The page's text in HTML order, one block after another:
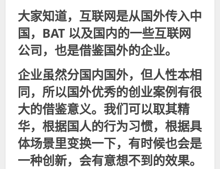
大家知道，互联网是从国外传入中
国，BAT 以及国内的一些互联网
公司，也是借鉴国外的企业。
企业虽然分国内国外，但人性本相
同，所以国外优秀的创业案例有很
大的借鉴意义。我们可以取其精
华，根据国人的行为习惯，根据具
体场景里变换一下，有时候也会是
一种创新，会有意想不到的效果。